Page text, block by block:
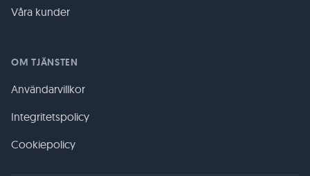
Våra kunder
OM TJÄNSTEN
Användarvillkor
Integritetspolicy
Cookiepolicy